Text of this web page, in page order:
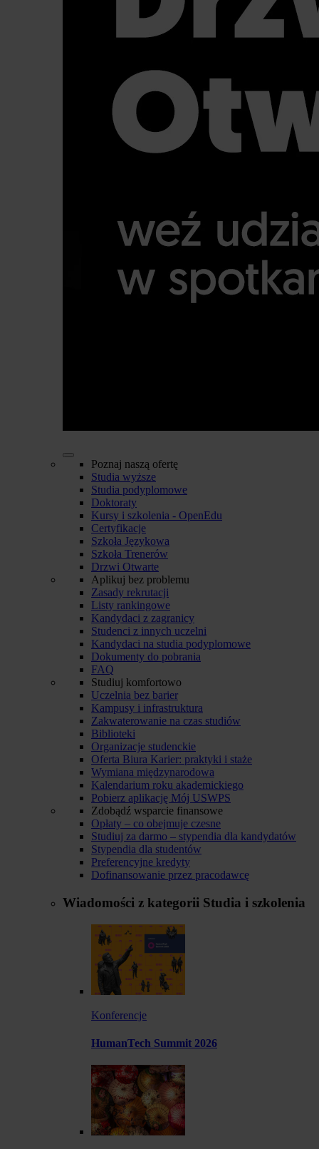
Poznaj naszą ofertę
Studia wyższe
Studia podyplomowe
Doktoraty
Kursy i szkolenia - OpenEdu
Certyfikacje
Szkoła Językowa
Szkoła Trenerów
Drzwi Otwarte
Aplikuj bez problemu
Zasady rekrutacji
Listy rankingowe
Kandydaci z zagranicy
Studenci z innych uczelni
Kandydaci na studia podyplomowe
Dokumenty do pobrania
FAQ
Studiuj komfortowo
Uczelnia bez barier
Kampusy i infrastruktura
Zakwaterowanie na czas studiów
Biblioteki
Organizacje studenckie
Oferta Biura Karier: praktyki i staże
Wymiana międzynarodowa
Kalendarium roku akademickiego
Pobierz aplikację Mój USWPS
Zdobądź wsparcie finansowe
Opłaty – co obejmuje czesne
Studiuj za darmo – stypendia dla kandydatów
Stypendia dla studentów
Preferencyjne kredyty
Dofinansowanie przez pracodawcę
Wiadomości z kategorii Studia i szkolenia
Konferencje
HumanTech Summit 2026